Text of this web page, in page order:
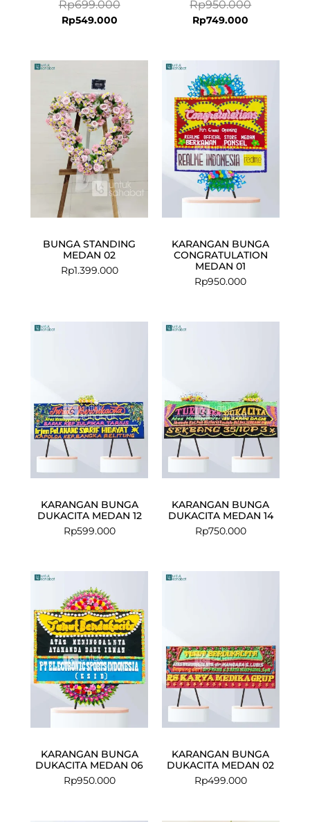
Rp699.000
Rp549.000
Rp950.000
Rp749.000
BUNGA STANDING
MEDAN 02
Rp1.399.000
KARANGAN BUNGA
CONGRATULATION
MEDAN 01
Rp950.000
KARANGAN BUNGA
DUKACITA MEDAN 12
Rp599.000
KARANGAN BUNGA
DUKACITA MEDAN 14
Rp750.000
KARANGAN BUNGA
DUKACITA MEDAN 06
Rp950.000
KARANGAN BUNGA
DUKACITA MEDAN 02
Rp499.000